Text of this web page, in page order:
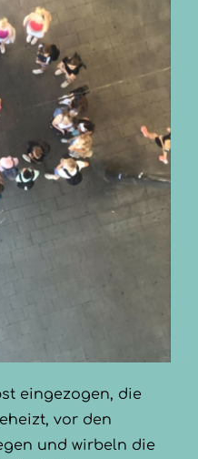
eingezogen, die
vor den
und wirbeln die